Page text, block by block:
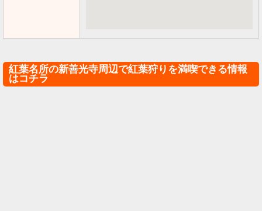
紅葉名所の新善光寺周辺で紅葉狩りを満喫できる情報
はコチラ